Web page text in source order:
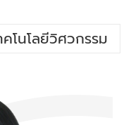
โนโลยีวิศวกรรม